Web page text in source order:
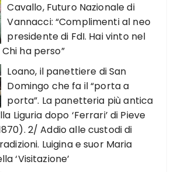
Cavallo, Futuro Nazionale di
Vannacci: “Complimenti al neo
presidente di FdI. Hai vinto nel
ha perso”
Loano, il panettiere di San
Domingo che fa il “porta a
porta”. La panetteria più antica
Liguria dopo ‘Ferrari’ di Pieve
2/ Addio alle custodi di
Luigina e suor Maria
‘Visitazione’